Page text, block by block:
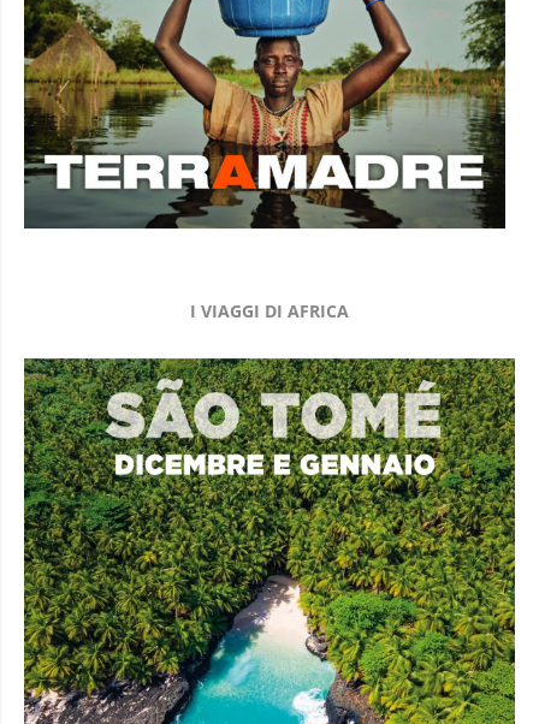
I VIAGGI DI AFRICA